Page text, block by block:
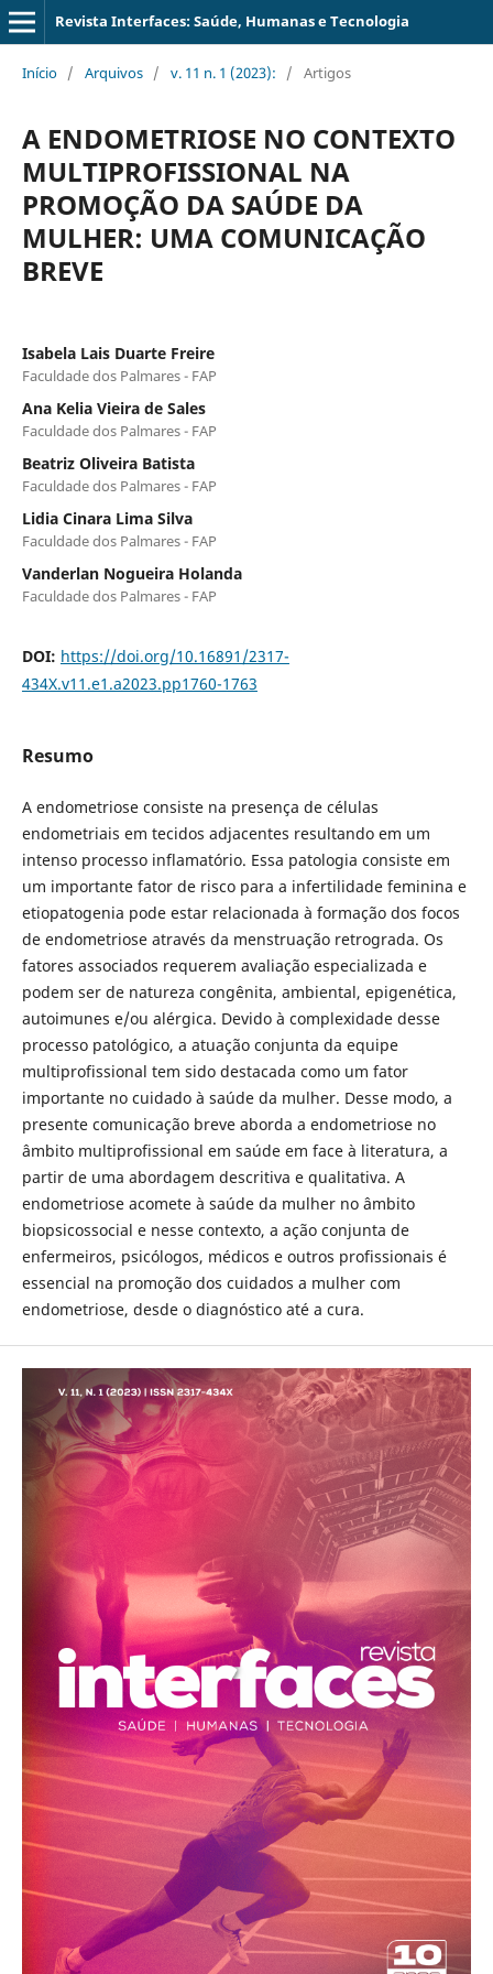
Revista Interfaces: Saúde, Humanas e Tecnologia
Início / Arquivos / v. 11 n. 1 (2023): / Artigos
A ENDOMETRIOSE NO CONTEXTO
MULTIPROFISSIONAL NA
PROMOÇÃO DA SAÚDE DA
MULHER: UMA COMUNICAÇÃO
BREVE
Isabela Lais Duarte Freire
Faculdade dos Palmares - FAP
Ana Kelia Vieira de Sales
Faculdade dos Palmares - FAP
Beatriz Oliveira Batista
Faculdade dos Palmares - FAP
Lidia Cinara Lima Silva
Faculdade dos Palmares - FAP
Vanderlan Nogueira Holanda
Faculdade dos Palmares - FAP
DOI: https://doi.org/10.16891/2317-
434X.v11.e1.a2023.pp1760-1763
Resumo
A endometriose consiste na presença de células
endometriais em tecidos adjacentes resultando em um
intenso processo inflamatório. Essa patologia consiste em
um importante fator de risco para a infertilidade feminina e
etiopatogenia pode estar relacionada à formação dos focos
de endometriose através da menstruação retrograda. Os
fatores associados requerem avaliação especializada e
podem ser de natureza congênita, ambiental, epigenética,
autoimunes e/ou alérgica. Devido à complexidade desse
processo patológico, a atuação conjunta da equipe
multiprofissional tem sido destacada como um fator
importante no cuidado à saúde da mulher. Desse modo, a
presente comunicação breve aborda a endometriose no
âmbito multiprofissional em saúde em face à literatura, a
partir de uma abordagem descritiva e qualitativa. A
endometriose acomete à saúde da mulher no âmbito
biopsicossocial e nesse contexto, a ação conjunta de
enfermeiros, psicólogos, médicos e outros profissionais é
essencial na promoção dos cuidados a mulher com
endometriose, desde o diagnóstico até a cura.